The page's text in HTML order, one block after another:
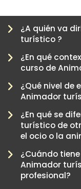
¿A quién va
turístico ?
¿En qué
curso de
¿Qué nivel de
Animador
¿En qué se
turístico de
el ocio o la
¿Cuándo
Animador
profesional?